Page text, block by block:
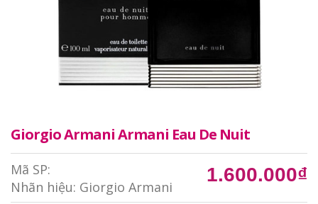
Giorgio Armani Armani Eau De Nuit
Mã SP:
Nhãn hiệu: Giorgio Armani
1.600.000₫